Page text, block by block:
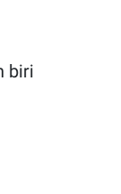
biri